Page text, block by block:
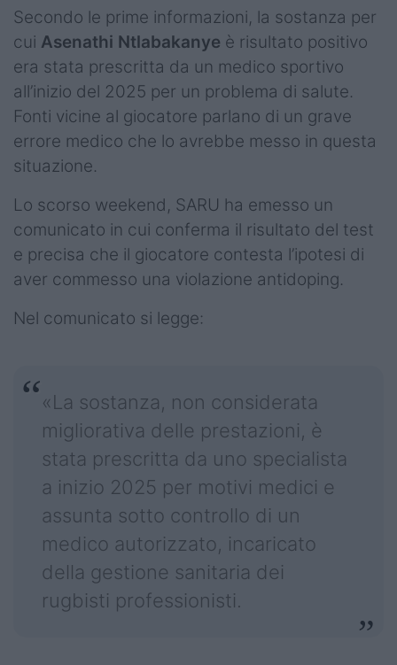
Secondo le prime informazioni, la sostanza per
cui Asenathi Ntlabakanye è risultato positivo
era stata prescritta da un medico sportivo
all’inizio del 2025 per un problema di salute.
Fonti vicine al giocatore parlano di un grave
errore medico che lo avrebbe messo in questa
situazione.
Lo scorso weekend, SARU ha emesso un
comunicato in cui conferma il risultato del test
e precisa che il giocatore contesta l’ipotesi di
aver commesso una violazione antidoping.
Nel comunicato si legge:
«La sostanza, non considerata
migliorativa delle prestazioni, è
stata prescritta da uno specialista
a inizio 2025 per motivi medici e
assunta sotto controllo di un
medico autorizzato, incaricato
della gestione sanitaria dei
rugbisti professionisti.